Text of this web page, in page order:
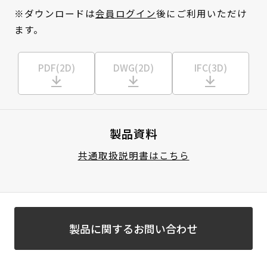
※ダウンロードは会員ログイン後にご利用いただけ
ます。
PDF(2D) DWG(2D) IFC(3D)
製品資料
共通取扱説明書はこちら
製品に関するお問い合わせ